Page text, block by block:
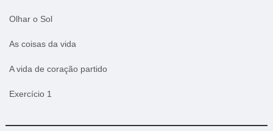
Olhar o Sol
As coisas da vida
A vida de coração partido
Exercício 1